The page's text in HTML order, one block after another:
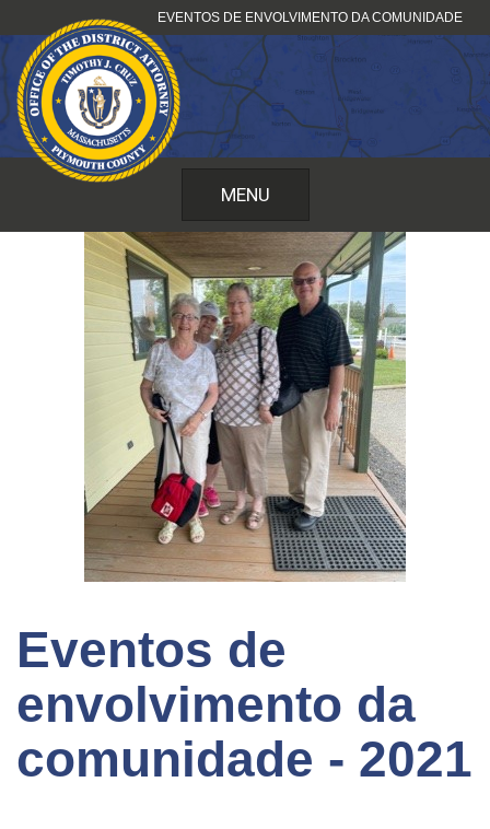
para
o
conteúdo
EVENTOS DE ENVOLVIMENTO DA COMUNIDADE
MENU
Eventos de
envolvimento da
comunidade - 2021